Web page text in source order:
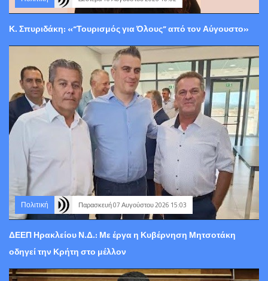
Κ. Σπυριδάκη: «“Τουρισμός για Όλους” από τον Αύγουστο»
Πολιτική Παρασκευή 07 Αυγούστου 2026 15:03
ΔΕΕΠ Ηρακλείου Ν.Δ.: Με έργα η Κυβέρνηση Μητσοτάκη
οδηγεί την Κρήτη στο μέλλον